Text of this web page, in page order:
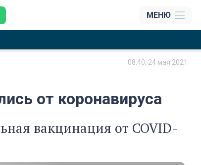
МЕНЮ
08:40, 24 мая 2021
от коронавируса
вакцинация от COVID-